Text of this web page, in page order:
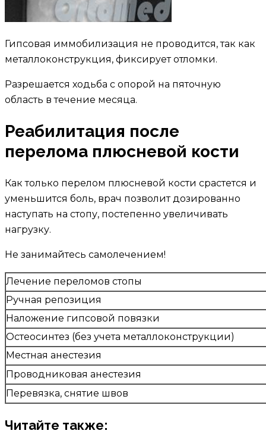
Гипсовая иммобилизация не проводится, так как
металлоконструкция, фиксирует отломки.
Разрешается ходьба с опорой на пяточную
область в течение месяца.
Реабилитация после
перелома плюсневой кости
Как только перелом плюсневой кости срастется и
уменьшится боль, врач позволит дозированно
наступать на стопу, постепенно увеличивать
нагрузку.
Не занимайтесь самолечением!
Лечение переломов стопы
Ручная репозиция
Наложение гипсовой повязки
Остеосинтез (без учета металлоконструкции)
Местная анестезия
Проводниковая анестезия
Перевязка, снятие швов
Читайте также: